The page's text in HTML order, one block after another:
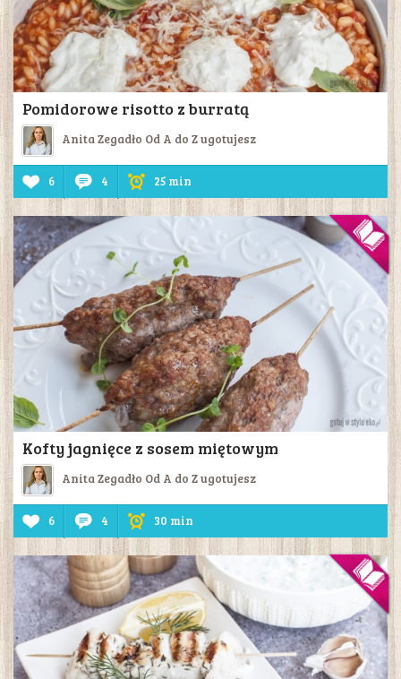
Pomidorowe risotto z burratą
Anita Zegadło Od A do Z ugotujesz
6 4 25 min
Kofty jagnięce z sosem miętowym
Anita Zegadło Od A do Z ugotujesz
6 4 30 min